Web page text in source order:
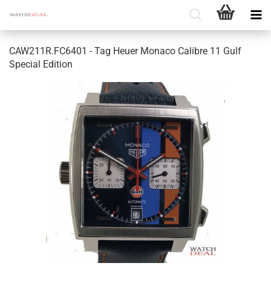
CAW211R.FC6401 - Tag Heuer Mo­na­co Ca­libre 11 Gulf
Spe­cial Edi­ti­on